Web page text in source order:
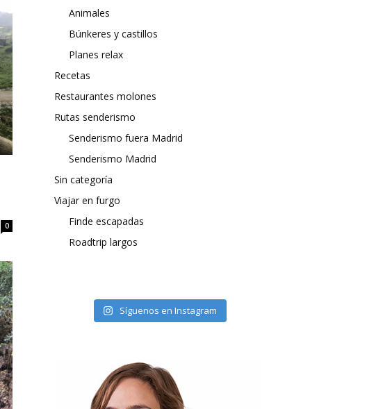
0
Animales
Búnkeres y castillos
Planes relax
Recetas
Restaurantes molones
Rutas senderismo
Senderismo fuera Madrid
Senderismo Madrid
Sin categoría
Viajar en furgo
Finde escapadas
Roadtrip largos
Síguenos en Instagram